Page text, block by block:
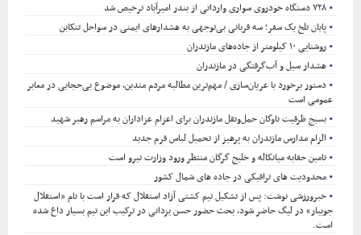
۷۲۸ دستگاه خودروی سواری وارداتی از بندر امیرآباد ترخیص شد
پایان تلخ یک سفر؛ سه قربانی بی‌توجهی به هشدارهای ایمنی در سواحل تنکابن
روشنایی ۱۰ کیلومتر از جاده‌های مازندران
هشدار سیل و آب‌گرفتگی در مازندران
دستور برخورد با عریان‌سازی / مهم‌ترین مطالبه مردم متدین، موضوع بی‌حجابی در معابر
عمومی است
بسیج ظرفیت ناوگان حمل‌ونقل مازندران برای اعزام عزاداران به مراسم رهبر شهید
الزام مدارس مازندران به پرهیز از تحمیل لباس فرم جدید
تامین حقابه میانکاله و خلیج گرگان منتظر ورود وزارت نیرو است
محدودیت های ترافیکی در جاده های شمال کشور
خبرورزشی نوشت: پس از تشکیل تیم کشتی آزاد استقلال که قرار است با نام «استقلال
جویبار» در لیگ حاضر شود، بحث حضور حسن یزدانی در ترکیب این تیم بسیار داغ شده
است.